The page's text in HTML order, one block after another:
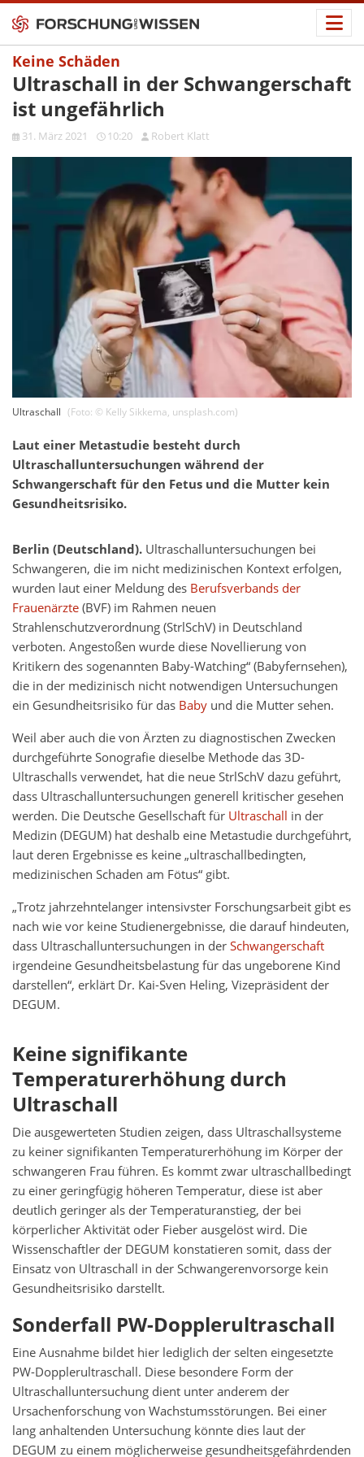
Keine Schäden
Ultraschall in der Schwangerschaft
ist ungefährlich
31. März 2021 10:20 Robert Klatt
Ultraschall (Foto: © Kelly Sikkema, unsplash.com)
Laut einer Metastudie besteht durch
Ultraschalluntersuchungen während der
Schwangerschaft für den Fetus und die Mutter kein
Gesundheitsrisiko.
Berlin (Deutschland). Ultraschalluntersuchungen bei
Schwangeren, die im nicht medizinischen Kontext erfolgen,
wurden laut einer Meldung des Berufsverbands der
Frauenärzte(BVF) im Rahmen neuen
Strahlenschutzverordnung (StrlSchV) in Deutschland
verboten. Angestoßen wurde diese Novellierung von
Kritikern des sogenannten Baby-Watching“ (Babyfernsehen),
die in der medizinisch nicht notwendigen Untersuchungen
ein Gesundheitsrisiko für das Baby und die Mutter sehen.
Weil aber auch die von Ärzten zu diagnostischen Zwecken
durchgeführte Sonografie dieselbe Methode das 3D-
Ultraschalls verwendet, hat die neue StrlSchV dazu geführt,
dass Ultraschalluntersuchungen generell kritischer gesehen
werden. Die Deutsche Gesellschaft für Ultraschall in der
Medizin (DEGUM) hat deshalb eine Metastudie durchgeführt,
laut deren Ergebnisse es keine „ultraschallbedingten,
medizinischen Schaden am Fötus“ gibt.
„Trotz jahrzehntelanger intensivster Forschungsarbeit gibt es
nach wie vor keine Studienergebnisse, die darauf hindeuten,
dass Ultraschalluntersuchungen in derSchwangerschaft
irgendeine Gesundheitsbelastung für das ungeborene Kind
darstellen“, erklärt Dr. Kai-Sven Heling, Vizepräsident der
DEGUM.
Keine signifikante
Temperaturerhöhung durch
Ultraschall
Die ausgewerteten Studien zeigen, dass Ultraschallsysteme
zu keiner signifikanten Temperaturerhöhung im Körper der
schwangeren Frau führen. Es kommt zwar ultraschallbedingt
zu einer geringfügig höheren Temperatur, diese ist aber
deutlich geringer als der Temperaturanstieg, der bei
körperlicher Aktivität oder Fieber ausgelöst wird. Die
Wissenschaftler der DEGUM konstatieren somit, dass der
Einsatz von Ultraschall in der Schwangerenvorsorge kein
Gesundheitsrisiko darstellt.
Sonderfall PW-Dopplerultraschall
Eine Ausnahme bildet hier lediglich der selten eingesetzte
PW-Dopplerultraschall. Diese besondere Form der
Ultraschalluntersuchung dient unter anderem der
Ursachenforschung von Wachstumsstörungen. Bei einer
lang anhaltenden Untersuchung könnte dies laut der
DEGUM zu einem möglicherweise gesundheitsgefährdenden